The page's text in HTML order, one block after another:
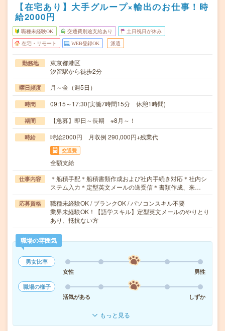
【在宅あり】大手グループ×輸出のお仕事！時
給2000円
職種未経験OK 交通費別途支給あり 土日祝日が休み
在宅・リモート WEB登録OK 派遣
勤務地
東京都港区
汐留駅から徒歩2分
曜日頻度 月～金（週5日）
時間 09:15～17:30(実働7時間15分 休憩1時間)
期間 【急募】即日～長期 ※8月～！
時給 時給2000円 月収例 290,000円+残業代
交通費
全額支給
仕事内容
＊船積手配＊船積書類作成および社内手続き対応＊社内シ
ステム入力＊定型英文メールの送受信＊書類作成、来…
応募資格
職種未経験OK / ブランクOK / パソコンスキル不要
業界未経験OK！【語学スキル】定型英文メールのやりとり
あり、抵抗ない方
職場の雰囲気
男女比率
女性
男性
職場の様子
活気がある
しずか
もっと見る